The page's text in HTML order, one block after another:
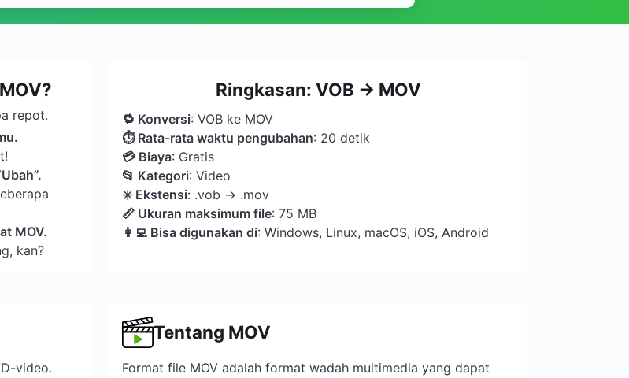
repot.
MOV.
kan?
Ringkasan: VOB → MOV
🔁 Konversi: VOB ke MOV
⏱ Rata-rata waktu pengubahan: 20 detik
💳 Biaya: Gratis
📂 Kategori: Video
️✳️ Ekstensi: .vob → .mov
📏 Ukuran maksimum file: 75 MB
👩‍💻 Bisa digunakan di: Windows, Linux, macOS, iOS, Android
video.
Tentang MOV
Format file MOV adalah format wadah multimedia yang dapat